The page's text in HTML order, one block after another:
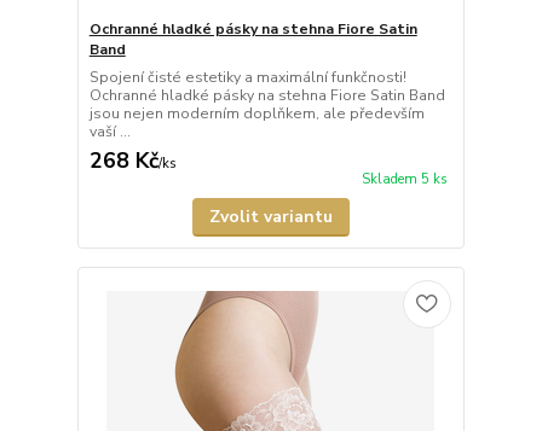
Ochranné hladké pásky na stehna Fiore Satin
Band
Spojení čisté estetiky a maximální funkčnosti!
Ochranné hladké pásky na stehna Fiore Satin Band
jsou nejen moderním doplňkem, ale především
vaší ...
268 Kč/ks
Skladem 5 ks
Zvolit variantu